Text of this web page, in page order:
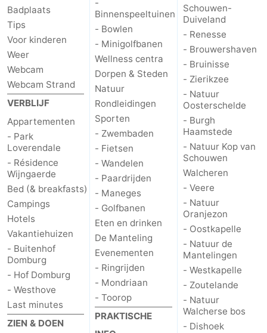
Cadzand
-
Natuur
Het
Zwin
Weer
Contact
Badplaats
Tips
Voor kinderen
Weer
Webcam
Webcam Strand
VERBLIJF
Appartementen
- Park
Loverendale
- Résidence
Wijngaerde
Bed (& breakfasts)
Campings
Hotels
Vakantiehuizen
- Buitenhof
Domburg
- Hof Domburg
- Westhove
Last minutes
ZIEN & DOEN
-
Binnenspeeltuinen
- Bowlen
- Minigolfbanen
Wellness centra
Dorpen & Steden
Natuur
Rondleidingen
Sporten
- Zwembaden
- Fietsen
- Wandelen
- Paardrijden
- Maneges
- Golfbanen
Eten en drinken
De Manteling
Evenementen
- Ringrijden
- Mondriaan
- Toorop
PRAKTISCHE
Schouwen-
Duiveland
- Renesse
- Brouwershaven
- Bruinisse
- Zierikzee
- Natuur
Oosterschelde
- Burgh
Haamstede
- Natuur Kop van
Schouwen
Walcheren
- Veere
- Natuur
Oranjezon
- Oostkapelle
- Natuur de
Mantelingen
- Westkapelle
- Zoutelande
- Natuur
Walcherse bos
- Dishoek